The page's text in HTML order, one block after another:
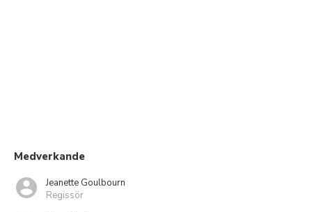
Medverkande
Jeanette Goulbourn
Regissör